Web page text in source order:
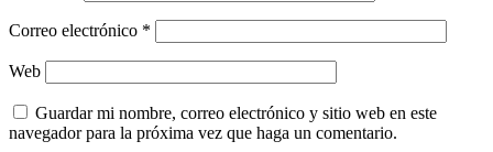
Correo electrónico *
Web
Guardar mi nombre, correo electrónico y sitio web en este
navegador para la próxima vez que haga un comentario.